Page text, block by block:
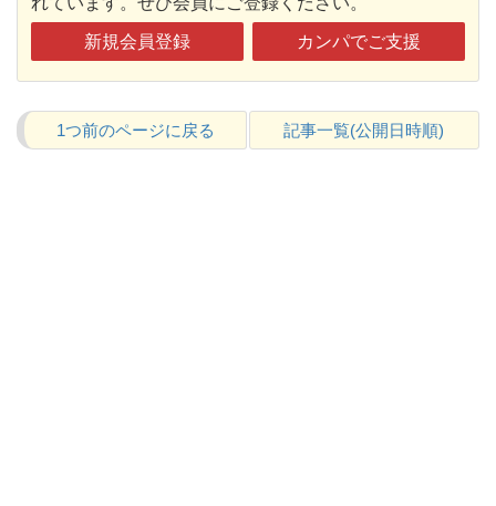
新規会員登録 カンパでご支援
1つ前のページに戻る 記事一覧(公開日時順)